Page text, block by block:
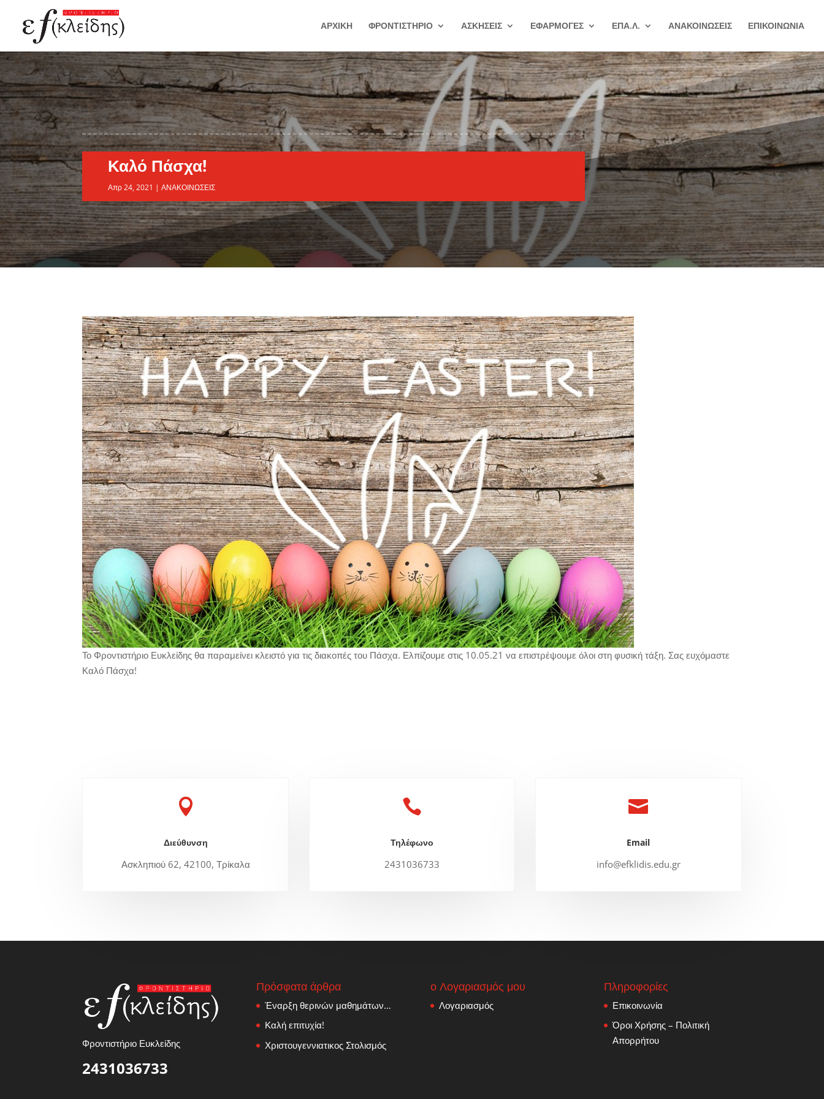
ΑΡΧΙΚΗ ΦΡΟΝΤΙΣΤΗΡΙΟ ΑΣΚΗΣΕΙΣ ΕΦΑΡΜΟΓΕΣ ΕΠΑ.Λ. ΑΝΑΚΟΙΝΩΣΕΙΣ ΕΠΙΚΟΙΝΩΝΙΑ
Καλό Πάσχα!
Απρ 24, 2021 |ΑΝΑΚΟΙΝΩΣΕΙΣ
Το Φροντιστήριο Ευκλείδης θα παραμείνει κλειστό για τις διακοπές του Πάσχα. Ελπίζουμε στις 10.05.21 να επιστρέψουμε όλοι στη φυσική τάξη. Σας ευχόμαστε
Καλό Πάσχα!

Διεύθυνση
Ασκληπιού 62, 42100, Τρίκαλα

Τηλέφωνο
2431036733

Email
info@efklidis.edu.gr
Φροντιστήριο Ευκλείδης
2431036733
Πρόσφατα άρθρα
Έναρξη θερινών μαθημάτων…
Καλή επιτυχία!
Χριστουγεννιατικος Στολισμός
ο Λογαριασμός μου
Λογαριασμός
Πληροφορίες
Επικοινωνία
Όροι Χρήσης – Πολιτική
Απορρήτου